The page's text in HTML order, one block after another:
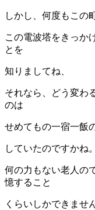
しかし、何度もこの
この電波塔をきっか
とを
知りましてね、
それなら、どう変わ
のは
せめてもの一宿一飯
していたのですかね。
何の力もない老人の
憶すること
くらいしかできませ